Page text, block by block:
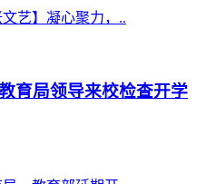
艺】凝心聚力，..
育局领导来校检查开学